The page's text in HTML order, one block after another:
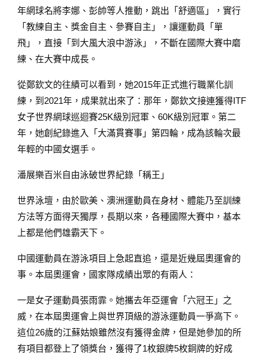
年網球名將李娜、彭帥等人推動，跳出「舒適區」，實行
「教練自主、獎金自主、參賽自主」，讓運動員「單
飛」，直接「到大風大浪中游泳」，不斷在國際大賽中磨
練、在大賽中成長。
從鄭欽文的往績可以看到，她2015年正式進行職業化訓
練，到2021年，成果就出來了：那年，鄭欽文接連獲得ITF
女子世界網球巡迴賽25K級別冠軍、60K級別冠軍。第二
年，她創紀錄進入「大滿貫賽事」第四輪，成為該輪次最
年輕的中國女選手。
潘展樂百米自由泳破世界紀錄「稱王」
世界泳壇，由於歐美、澳洲運動員在身材、體能乃至訓練
方法等方面得天獨厚，長期以來，各種國際大賽中，基本
上都是他們雄霸天下。
中國運動員在游泳項目上急起直追，還是近幾屆奧運會的
事。本屆奧運會，國家隊成績出眾的有兩人：
一是女子運動員張雨霏。她攜去年亞運會「六冠王」之
威，在本屆奧運會上與世界頂級的游泳運動員一爭高下。
這位26歲的江蘇姑娘雖然沒有獲得金牌，但是她參加的所
有項目都登上了領獎台，獲得了1枚銀牌5枚銅牌的好成